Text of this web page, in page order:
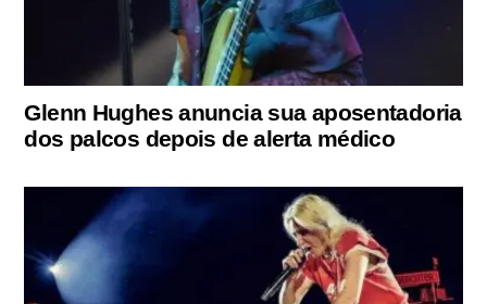
Glenn Hughes anuncia sua aposentadoria
dos palcos depois de alerta médico